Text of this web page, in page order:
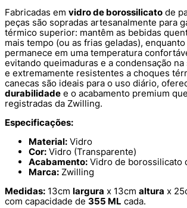
Fabricadas em vidro de borossilicato de
peças são sopradas artesanalmente para
térmico superior: mantêm as bebidas
mais tempo (ou as frias geladas),
permanece em uma temperatura
evitando queimaduras e a condensação
e extremamente resistentes a choques
canecas são ideais para o uso diário,
durabilidade e o acabamento premium
registradas da Zwilling.
Especificações:
Material: Vidro
Cor: Vidro (Transparente)
Acabamento: Vidro de borossilicato
Marca: Zwilling
Medidas: 13cm largura x 13cm altura x
com capacidade de 355 ML cada.